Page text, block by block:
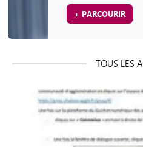
+ PARCOURIR